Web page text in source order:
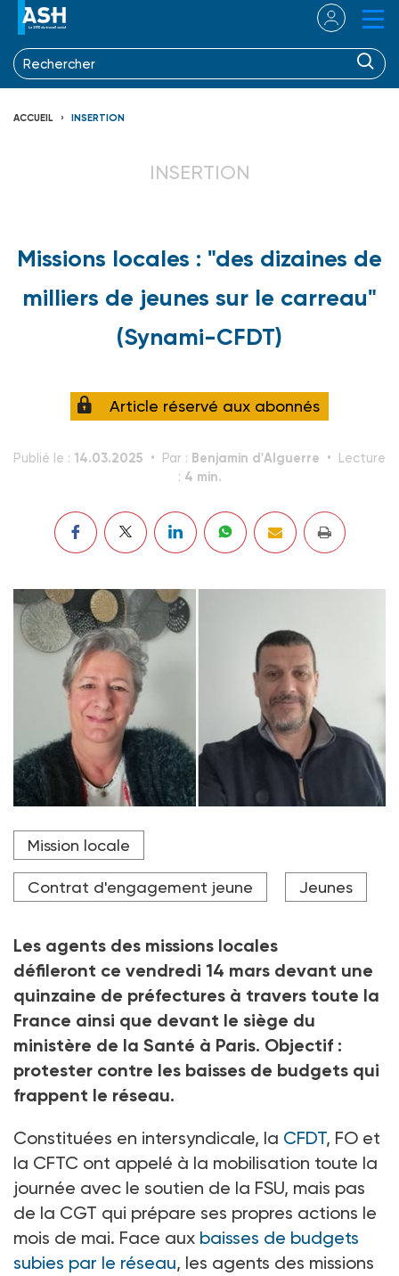
ACCUEIL INSERTION
INSERTION
Missions locales : "des dizaines de
milliers de jeunes sur le carreau"
(Synami-CFDT)
Article réservé aux abonnés
Publié le : 14.03.2025 Par : Benjamin d'Alguerre
Lecture
: 4 min.
La baisse du financement des missions locales pourrait
se traduire par des pertes d'emplois allant de 15 à 20
Bouzidi, secrétaire générale et secrétaire général
adjoint du Syndami CFDT).
Mission locale
Contrat d'engagement jeune Jeunes
Les agents des missions locales
défileront ce vendredi 14 mars devant une
quinzaine de préfectures à travers toute la
France ainsi que devant le siège du
ministère de la Santé à Paris. Objectif :
protester contre les baisses de budgets qui
frappent le réseau.
Constituées en intersyndicale, la CFDT, FO et
la CFTC ont appelé à la mobilisation toute la
journée avec le soutien de la FSU, mais pas
de la CGT qui prépare ses propres actions le
mois de mai. Face aux baisses de budgets
subies par le réseau, les agents des missions